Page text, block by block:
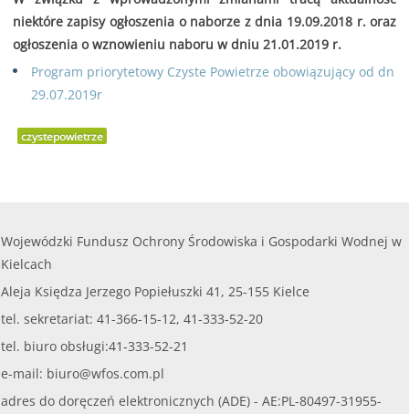
niektóre zapisy ogłoszenia o naborze z dnia 19.09.2018 r. oraz
ogłoszenia o wznowieniu naboru w dniu 21.01.2019 r.
Program priorytetowy Czyste Powietrze obowiązujący od dn
29.07.2019r
czystepowietrze
Wojewódzki Fundusz Ochrony Środowiska i Gospodarki Wodnej w
Kielcach
Aleja Księdza Jerzego Popiełuszki 41, 25-155 Kielce
tel. sekretariat: 41-366-15-12, 41-333-52-20
tel. biuro obsługi:41-333-52-21
e-mail: biuro@wfos.com.pl
adres do doręczeń elektronicznych (ADE) - AE:PL-80497-31955-